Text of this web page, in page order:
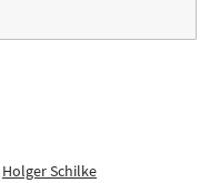
Holger Schilke